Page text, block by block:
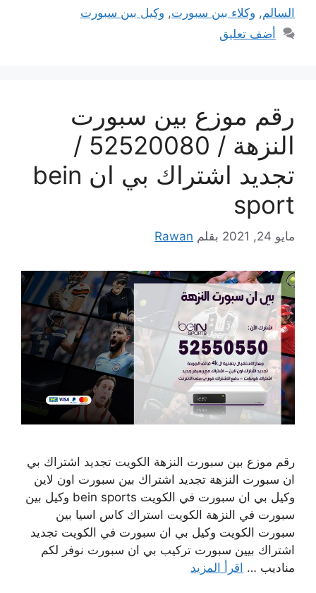
السالم, وكلاء بين سبورت, وكيل بين سبورت
أضف تعليق
رقم موزع بين سبورت
النزهة / 52520080 /
تجديد اشتراك بي ان bein
sport
مايو 24, 2021 بقلم Rawan
رقم موزع بين سبورت النزهة الكويت تجديد اشتراك بي
ان سبورت النزهة تجديد اشتراك بين سبورت اون لاين
وكيل بي ان سبورت في الكويت bein sports وكيل بين
سبورت في النزهة الكويت استراك كاس اسيا بين
سبورت الكويت وكيل بي ان سبورت في الكويت تجديد
اشتراك بيين سبورت تركيب بي ان سبورت نوفر لكم
مناديب … اقرأ المزيد